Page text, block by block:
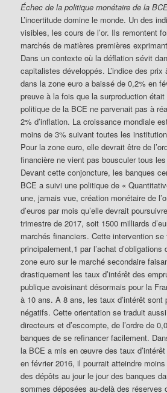
Échec de la politique monétaire de la
L’incertitude domine le monde. Un des
visibles, les cours de l’or. Ils remontent
marchés de matières premières
Dans un contexte où la déflation sévit
capitalistes développés. L’indice des
dans la zone euro a baissé de 0,2% en
preuve à la fois que la surproduction
politique de la BCE ne parvenait pas à
2% d’inflation. La croissance mondiale
moins de 3% suivant toutes les
Pour la zone euro, elle devrait être de
financière ne vient pas bousculer tous
Devant cette conjoncture, les banques
BCE a suivi une politique de «
une, jamais vue, création monétaire de
d’euros par mois qu’elle devrait
trimestre de 2017, soit 1500 milliards
marchés financiers. Cette intervention se
principalement,1 par l’achat
zone euro sur le marché secondaire
drastiquement les taux d’intérêt des
publique avoisinant désormais pour la
à 10 ans. A 8 ans, les taux d’intérêt sont
négatifs. Cette orientation se traduit
directeurs et d’escompte, de l’ordre de
banques de se refinancer facilement.
la BCE a mis en œuvre des taux
en février 2016, il pourrait atteindre
des dépôts au jour le jour des banques
sommes déposées au-delà des réserves